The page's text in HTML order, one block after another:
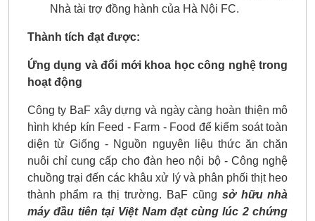
Nhà tài trợ đồng hành của Hà Nội FC.
Thành tích đạt được:
Ứng dụng và đổi mới khoa học công nghệ trong
hoạt động
Công ty BaF xây dựng và ngày càng hoàn thiện mô
hình khép kín Feed - Farm - Food để kiểm soát toàn
diện từ Giống - Nguồn nguyên liệu thức ăn chăn
nuôi chỉ cung cấp cho đàn heo nội bộ - Công nghệ
chuồng trại đến các khâu xử lý và phân phối thịt heo
thành phẩm ra thị trường. BaF cũng sở hữu nhà
máy đầu tiên tại Việt Nam đạt cùng lúc 2 chứng